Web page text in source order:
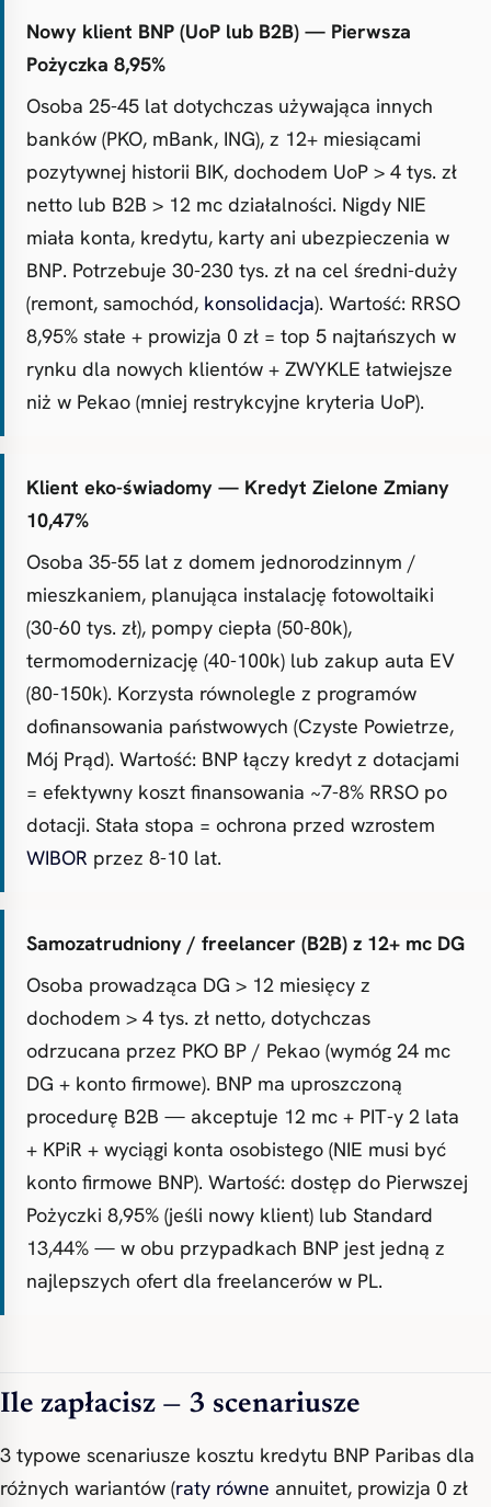
Nowy klient BNP (UoP lub B2B) — Pierwsza
Pożyczka 8,95%
Osoba 25-45 lat dotychczas używająca innych
banków (PKO, mBank, ING), z 12+ miesiącami
pozytywnej historii BIK, dochodem UoP > 4 tys. zł
netto lub B2B > 12 mc działalności. Nigdy NIE
miała konta, kredytu, karty ani ubezpieczenia w
BNP. Potrzebuje 30-230 tys. zł na cel średni-duży
(remont, samochód, konsolidacja). Wartość: RRSO
8,95% stałe + prowizja 0 zł = top 5 najtańszych w
rynku dla nowych klientów + ZWYKLE łatwiejsze
niż w Pekao (mniej restrykcyjne kryteria UoP).
Klient eko-świadomy — Kredyt Zielone Zmiany
10,47%
Osoba 35-55 lat z domem jednorodzinnym /
mieszkaniem, planująca instalację fotowoltaiki
(30-60 tys. zł), pompy ciepła (50-80k),
termomodernizację (40-100k) lub zakup auta EV
(80-150k). Korzysta równolegle z programów
dofinansowania państwowych (Czyste Powietrze,
Mój Prąd). Wartość: BNP łączy kredyt z dotacjami
= efektywny koszt finansowania ~7-8% RRSO po
dotacji. Stała stopa = ochrona przed wzrostem
WIBOR przez 8-10 lat.
Samozatrudniony / freelancer (B2B) z 12+ mc DG
Osoba prowadząca DG > 12 miesięcy z
dochodem > 4 tys. zł netto, dotychczas
odrzucana przez PKO BP / Pekao (wymóg 24 mc
DG + konto firmowe). BNP ma uproszczoną
procedurę B2B — akceptuje 12 mc + PIT-y 2 lata
+ KPiR + wyciągi konta osobistego (NIE musi być
konto firmowe BNP). Wartość: dostęp do Pierwszej
Pożyczki 8,95% (jeśli nowy klient) lub Standard
13,44% — w obu przypadkach BNP jest jedną z
najlepszych ofert dla freelancerów w PL.
Ile zapłacisz — 3 scenariusze
3 typowe scenariusze kosztu kredytu BNP Paribas dla
różnych wariantów (raty równe annuitet, prowizja 0 zł